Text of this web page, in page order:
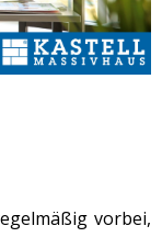
vorbei,